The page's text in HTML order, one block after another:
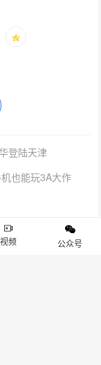
登陆天津
也能玩3A大作
视频 公众号